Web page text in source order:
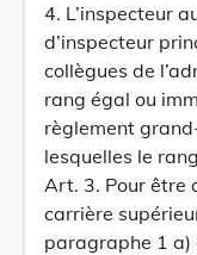
4. L’inspecteur
d’inspecteur
collègues de
rang égal ou
règlement
lesquelles le
Art. 3. Pour être
carrière
paragraphe 1 a)